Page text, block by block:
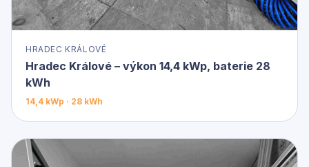
HRADEC KRÁLOVÉ
Hradec Králové – výkon 14,4 kWp, baterie 28
kWh
14,4 kWp · 28 kWh